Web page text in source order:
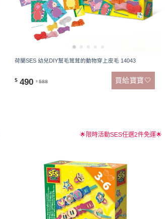
荷蘭SES 幼兒DIY幫毛茸茸的動物穿上皮毛 14043
$ 490 $ 588 買給寶寶🤍
🌟限時活動SES任選2件免運🌟